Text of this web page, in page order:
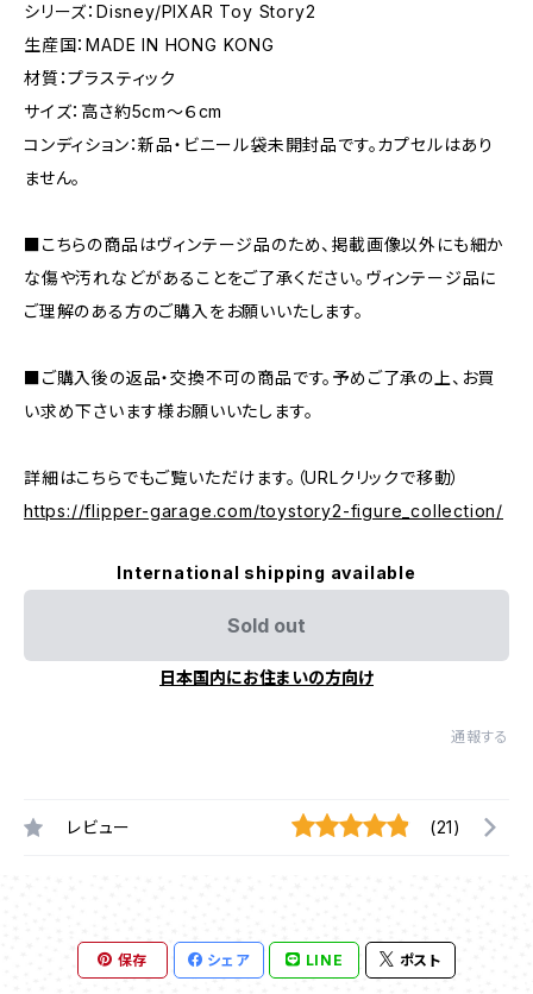
シリーズ：Disney/PIXAR Toy Story2
生産国：MADE IN HONG KONG
材質：プラスティック
サイズ：高さ約5cm〜６cm
コンディション：新品・ビニール袋未開封品です。カプセルはあり
ません。
■こちらの商品はヴィンテージ品のため、掲載画像以外にも細か
な傷や汚れなどがあることをご了承ください。ヴィンテージ品に
ご理解のある方のご購入をお願いいたします。
■ご購入後の返品・交換不可の商品です。予めご了承の上、お買
い求め下さいます様お願いいたします。
詳細はこちらでもご覧いただけます。（URLクリックで移動）
https://flipper-garage.com/toystory2-figure_collection/
International shipping available
Sold out
日本国内にお住まいの方向け
通報する
レビュー (21)
保存 シェア LINE ポスト